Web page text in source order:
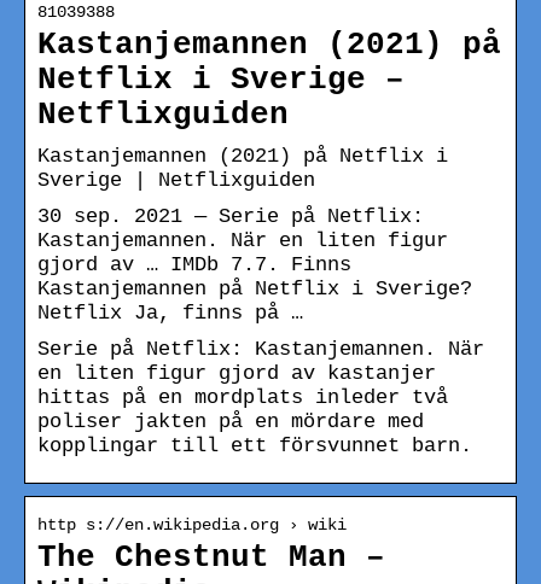
81039388
Kastanjemannen (2021) på
Netflix i Sverige –
Netflixguiden
Kastanjemannen (2021) på Netflix i
Sverige | Netflixguiden
30 sep. 2021 — Serie på Netflix:
Kastanjemannen. När en liten figur
gjord av … IMDb 7.7. Finns
Kastanjemannen på Netflix i Sverige?
Netflix Ja, finns på …
Serie på Netflix: Kastanjemannen. När
en liten figur gjord av kastanjer
hittas på en mordplats inleder två
poliser jakten på en mördare med
kopplingar till ett försvunnet barn.
http s://en.wikipedia.org › wiki
The Chestnut Man –